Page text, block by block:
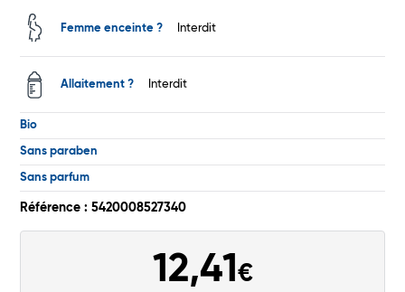
Commander
Femme enceinte ? Interdit
Allaitement ? Interdit
Bio
Sans paraben
Sans parfum
Référence : 5420008527340
12,41€